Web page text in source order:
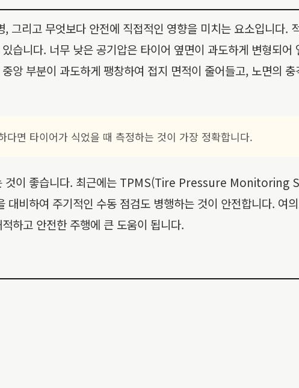
그리고 무엇보다 안전에 직접적인 영향을 미치는 요소입니다.
습니다. 너무 낮은 공기압은 타이어 옆면이 과도하게 변형되
앙 부분이 과도하게 팽창하여 접지 면적이 줄어들고, 노면의
다면 타이어가 식었을 때 측정하는 것이 가장 정확합니다.
것이 좋습니다. 최근에는 TPMS(Tire Pressure Monitoring
비하여 주기적인 수동 점검도 병행하는 것이 안전합니다. 여
하고 안전한 주행에 큰 도움이 됩니다.